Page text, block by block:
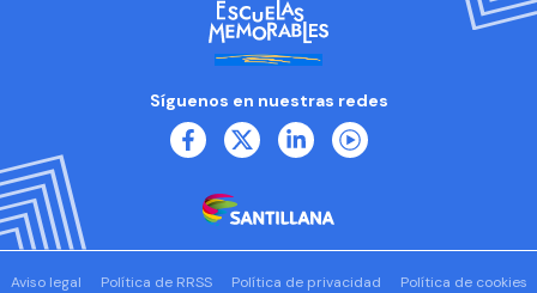
Síguenos en nuestras redes
Aviso legal Política de RRSS Política de privacidad
Política de cookies